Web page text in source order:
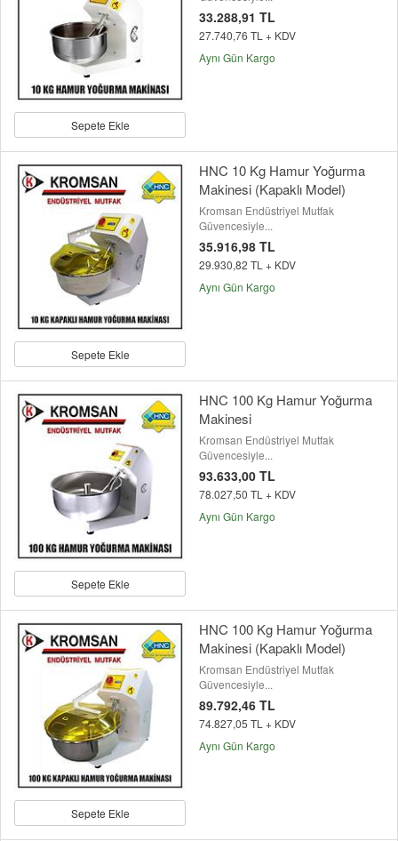
Sepete Ekle
33.288,91 TL
27.740,76 TL + KDV
Aynı Gün Kargo
Sepete Ekle
HNC 10 Kg Hamur Yoğurma
Makinesi (Kapaklı Model)
Kromsan Endüstriyel Mutfak
Güvencesiyle...
35.916,98 TL
29.930,82 TL + KDV
Aynı Gün Kargo
Sepete Ekle
HNC 100 Kg Hamur Yoğurma
Makinesi
Kromsan Endüstriyel Mutfak
Güvencesiyle...
93.633,00 TL
78.027,50 TL + KDV
Aynı Gün Kargo
Sepete Ekle
HNC 100 Kg Hamur Yoğurma
Makinesi (Kapaklı Model)
Kromsan Endüstriyel Mutfak
Güvencesiyle...
89.792,46 TL
74.827,05 TL + KDV
Aynı Gün Kargo